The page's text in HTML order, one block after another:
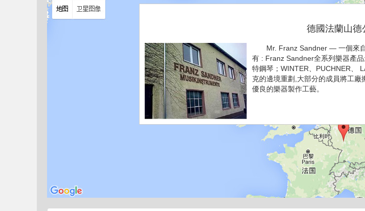
德國法蘭山德
Mr. Franz Sandner — 一個來
有 : Franz Sandner全系列樂器產
特鋼琴；WINTER、PUCHNER、
克的邊境重劃,大部分的成員將工
優良的樂器製作工藝。